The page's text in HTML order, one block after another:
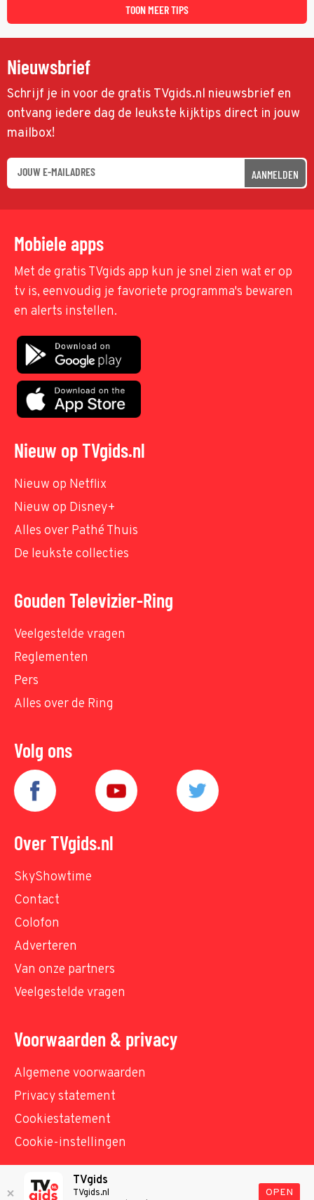
TOON MEER TIPS
Nieuwsbrief
Schrijf je in voor de gratis TVgids.nl nieuwsbrief en
ontvang iedere dag de leukste kijktips direct in jouw
mailbox!
AANMELDEN
Mobiele apps
Met de gratis TVgids app kun je snel zien wat er op
tv is, eenvoudig je favoriete programma's bewaren
en alerts instellen.
Nieuw op TVgids.nl
Nieuw op Netflix
Nieuw op Disney+
Alles over Pathé Thuis
De leukste collecties
Gouden Televizier-Ring
Veelgestelde vragen
Reglementen
Pers
Alles over de Ring
Volg ons
Over TVgids.nl
SkyShowtime
Contact
Colofon
Adverteren
Van onze partners
Veelgestelde vragen
Voorwaarden & privacy
Algemene voorwaarden
Privacy statement
Cookiestatement
Cookie-instellingen
© TVgids.nl 2026 - All rights reserved. No text and
TVgids
TVgids.nl
OPEN